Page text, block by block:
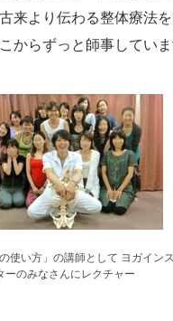
来より伝わる整体療法
からずっと師事していま
使い方」の講師として ヨガイン
ーのみなさんにレクチャー